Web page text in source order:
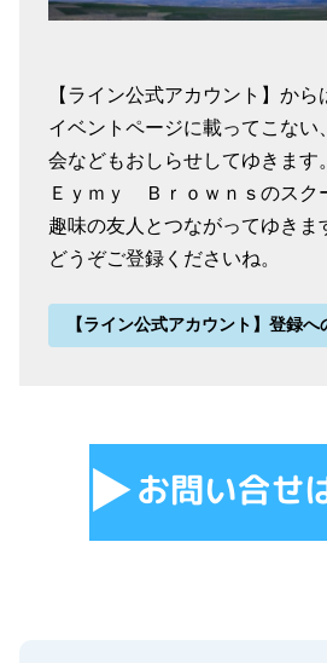
【ライン公式アカウント】から
イベントページに載ってこない
会などもおしらせしてゆきます。
Ｅｙｍｙ Ｂｒｏｗｎｓのスク
趣味の友人とつながってゆきま
どうぞご登録くださいね。
【ライン公式アカウント】登録へ